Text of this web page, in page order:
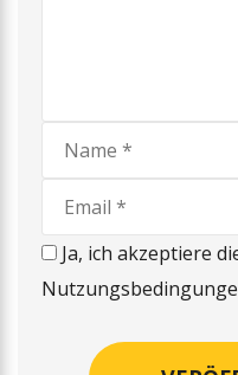
Ja, ich akzeptiere